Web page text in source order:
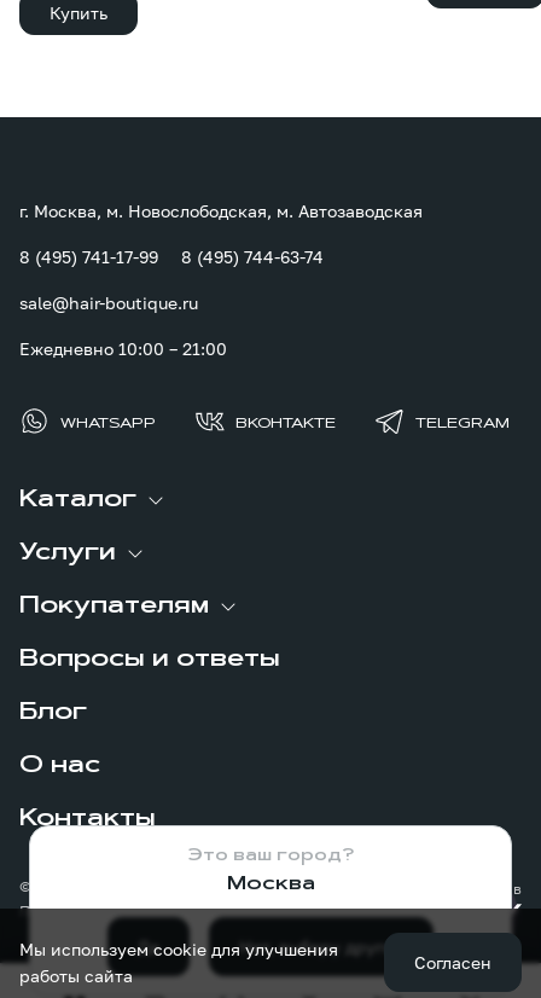
Это ваш город?
Москва
Да Нет, выберу другой
Купить
Каталог
Услуги
Покупателям
Вопросы и ответы
Блог
О нас
Контакты
г. Москва, м. Новослободская, м. Автозаводская
8 (495) 741-17-99 8 (495) 744-63-74
sale@hair-boutique.ru
Ежедневно 10:00 – 21:00
WHATSAPP ВКОНТАКТЕ TELEGRAM
© 2026
Политика конфиденциальности
Сделано в
Мы используем cookie для улучшения
работы сайта
Согласен